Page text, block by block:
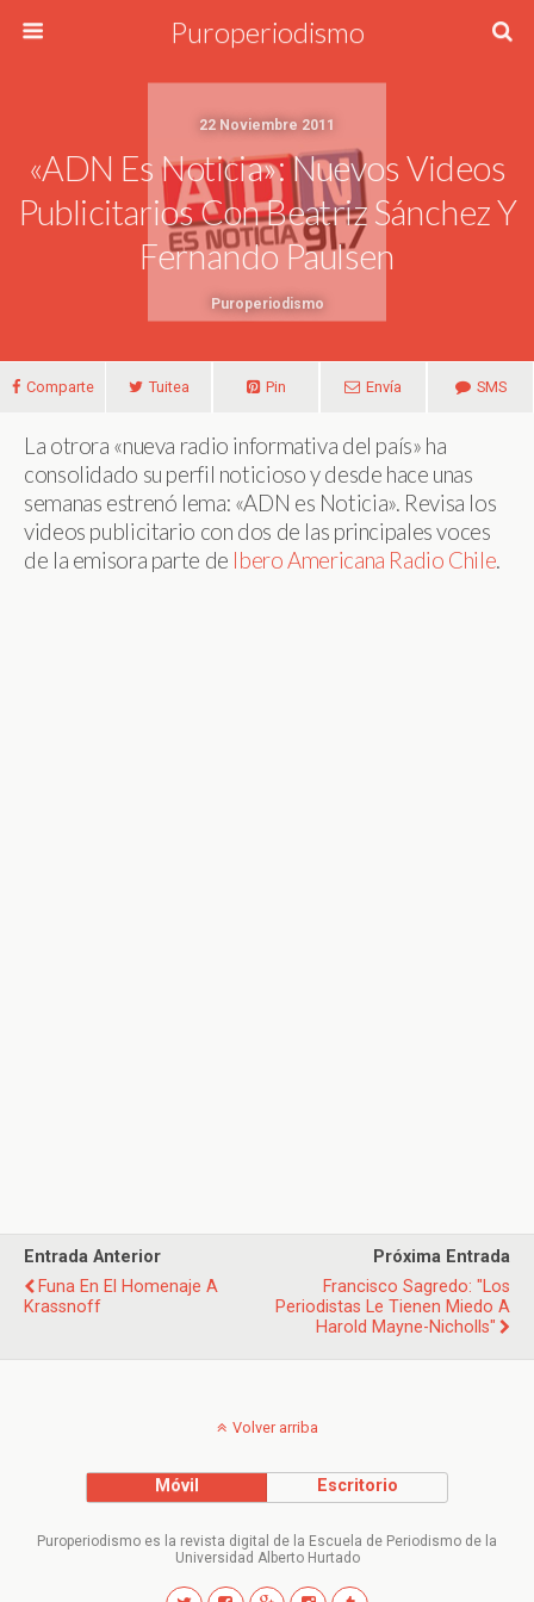
Puroperiodismo
22 Noviembre 2011
«ADN Es Noticia»: Nuevos Videos
Publicitarios Con Beatriz Sánchez Y
Fernando Paulsen
Puroperiodismo
Comparte Tuitea Pin Envía SMS
La otrora «nueva radio informativa del país» ha
consolidado su perfil noticioso y desde hace unas
semanas estrenó lema: «ADN es Noticia». Revisa los
videos publicitario con dos de las principales voces
de la emisora parte de Ibero Americana Radio Chile.
Entrada Anterior
Funa En El Homenaje A
Krassnoff
Próxima Entrada
Francisco Sagredo: "Los
Periodistas Le Tienen Miedo A
Harold Mayne-Nicholls"
Volver arriba
Móvil Escritorio
Puroperiodismo es la revista digital de la Escuela de Periodismo de la
Universidad Alberto Hurtado